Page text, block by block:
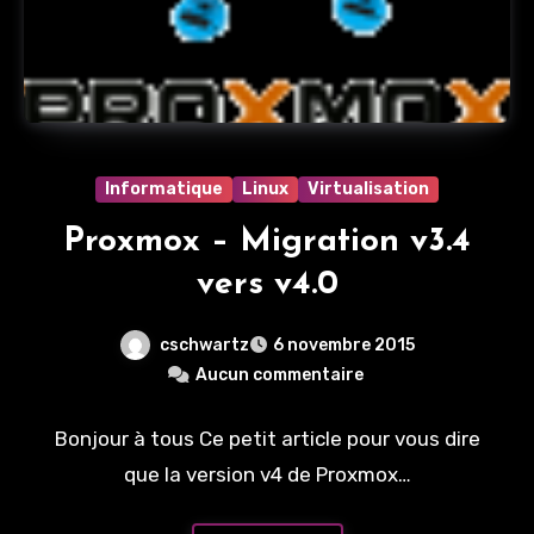
Informatique Linux Virtualisation
Proxmox – Migration v3.4
vers v4.0
cschwartz
6 novembre 2015
Aucun commentaire
Bonjour à tous Ce petit article pour vous dire
que la version v4 de Proxmox…